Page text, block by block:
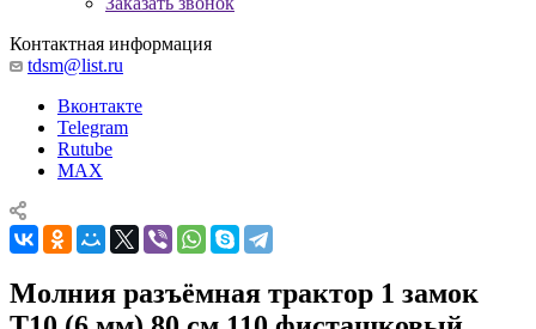
Контактная информация
tdsm@list.ru
Вконтакте
Telegram
Rutube
MAX
Молния разъёмная трактор 1 замок